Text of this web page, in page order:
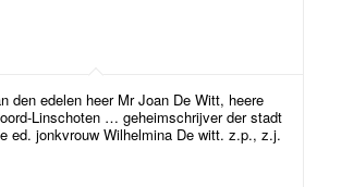
den edelen heer Mr Joan De Witt, heere
Linschoten … geheimschrijver der stadt
ed. jonkvrouw Wilhelmina De witt. z.p., z.j.